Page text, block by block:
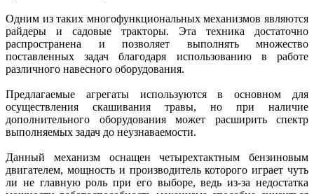
Одним из таких многофункциональных механизмов являются
райдеры и садовые тракторы. Эта техника достаточно
распространена и позволяет выполнять множество
поставленных задач благодаря использованию в работе
различного навесного оборудования.
Предлагаемые агрегаты используются в основном для
осуществления скашивания травы, но при наличие
дополнительного оборудования может расширить спектр
выполняемых задач до неузнаваемости.
Данный механизм оснащен четырехтактным бензиновым
двигателем, мощность и производитель которого играет чуть
ли не главную роль при его выборе, ведь из-за недостатка